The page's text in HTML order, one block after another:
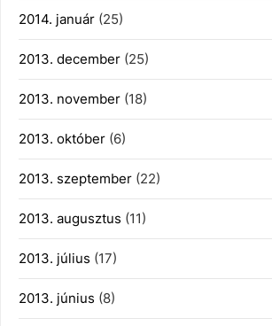
2014. január (25)
2013. december (25)
2013. november (18)
2013. október (6)
2013. szeptember (22)
2013. augusztus (11)
2013. július (17)
2013. június (8)